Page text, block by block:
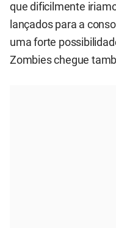
que dificilmente
lançados para a
uma forte
Zombies chegue